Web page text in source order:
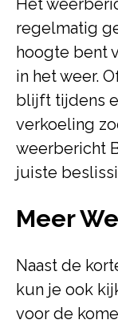
Het
regelmatig
hoogte bent
in het weer.
blijft tijdens
verkoeling
weerbericht
juiste
Meer
Naast de
kun je ook
voor de